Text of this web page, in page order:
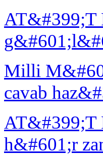
AT&#399;T
Milli
cavab
AT&#399;T
h&#601;r